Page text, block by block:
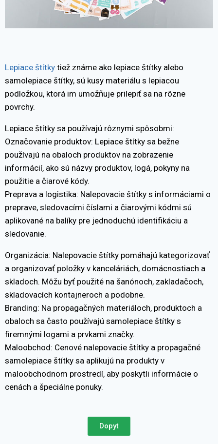
Lepiace štítky tiež známe ako lepiace štítky alebo
samolepiace štítky, sú kusy materiálu s lepiacou
podložkou, ktorá im umožňuje prilepiť sa na rôzne
povrchy.
Lepiace štítky sa používajú rôznymi spôsobmi:
Označovanie produktov: Lepiace štítky sa bežne
používajú na obaloch produktov na zobrazenie
informácií, ako sú názvy produktov, logá, pokyny na
použitie a čiarové kódy.
Preprava a logistika: Nalepovacie štítky s informáciami o
preprave, sledovacími číslami a čiarovými kódmi sú
aplikované na balíky pre jednoduchú identifikáciu a
sledovanie.
Organizácia: Nalepovacie štítky pomáhajú kategorizovať
a organizovať položky v kanceláriách, domácnostiach a
skladoch. Môžu byť použité na šanónoch, zakladačoch,
skladovacích kontajneroch a podobne.
Branding: Na propagačných materiáloch, produktoch a
obaloch sa často používajú samolepiace štítky s
firemnými logami a prvkami značky.
Maloobchod: Cenové nalepovacie štítky a propagačné
samolepiace štítky sa aplikujú na produkty v
maloobchodnom prostredí, aby poskytli informácie o
cenách a špeciálne ponuky.
Dopyt